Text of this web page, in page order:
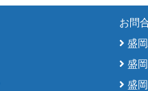
お問
盛
盛
盛